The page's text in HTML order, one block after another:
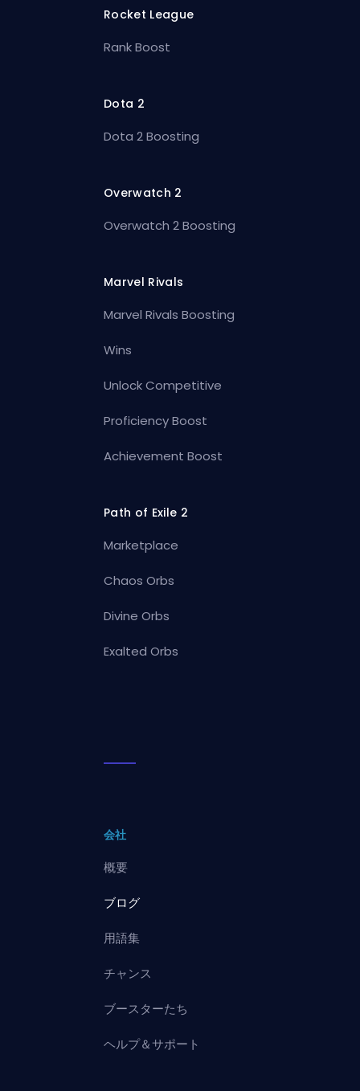
Rocket League
Rank Boost
Dota 2
Dota 2 Boosting
Overwatch 2
Overwatch 2 Boosting
Marvel Rivals
Marvel Rivals Boosting
Wins
Unlock Competitive
Proficiency Boost
Achievement Boost
Path of Exile 2
Marketplace
Chaos Orbs
Divine Orbs
Exalted Orbs
会社
概要
ブログ
用語集
チャンス
ブースターたち
ヘルプ＆サポート